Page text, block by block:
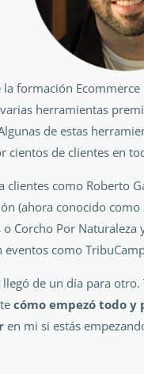
la formación
herramientas
de estas
cientos de clientes en
clientes como Roberto
(ahora conocido como
o Corcho Por Naturaleza
eventos como
de un día para otro.
cómo empezó todo y
en mi si estás